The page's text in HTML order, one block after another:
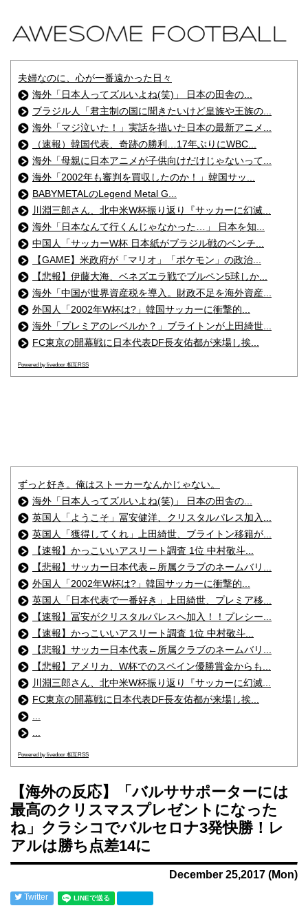
夫婦なのに、心が一番遠かった日々
海外「日本人ってズルいよね(笑)」 日本の田舎の...
ブラジル人「君主制の国に聞きたいけど皇族や王族の...
海外「マジ泣いた！」実話を描いた日本の最新アニメ...
（速報）韓国代表、奇跡の勝利…17年ぶりにWBC...
海外「母親に日本アニメが子供向けだけじゃないって...
海外「2002年も審判を買収したのか！」韓国サッ...
BABYMETALのLegend Metal G...
川淵三郎さん、北中米W杯振り返り『サッカーに幻滅...
海外「日本なんて行くんじゃなかった…」 日本を知...
中国人「サッカーW杯 日本紙がブラジル戦のベンチ...
【GAME】米政府が「マリオ」「ポケモン」の政治...
【悲報】伊藤大海、ベネズエラ戦でブルペン5球しか...
海外「中国が世界資産税を導入。財政不足を海外資産...
外国人「2002年W杯は?」韓国サッカーに衝撃的...
海外「プレミアのレベルか？」ブライトンが上田綺世...
FC東京の開幕戦に日本代表DF長友佑都が来場し挨...
Powered by livedoor 相互RSS
ずっと好き。俺はストーカーなんかじゃない。
海外「日本人ってズルいよね(笑)」 日本の田舎の...
英国人「ようこそ」冨安健洋、クリスタルパレス加入...
英国人「獲得してくれ」上田綺世、ブライトン移籍が...
【速報】かっこいいアスリート調査 1位 中村敬斗...
【悲報】サッカー日本代表←所属クラブのネームバリ...
外国人「2002年W杯は?」韓国サッカーに衝撃的...
英国人「日本代表で一番好き」上田綺世、プレミア移...
【速報】冨安がクリスタルパレスへ加入！！プレシー...
【速報】かっこいいアスリート調査 1位 中村敬斗...
【悲報】サッカー日本代表←所属クラブのネームバリ...
【悲報】アメリカ、W杯でのスペイン優勝賞金からも...
川淵三郎さん、北中米W杯振り返り『サッカーに幻滅...
FC東京の開幕戦に日本代表DF長友佑都が来場し挨...
Powered by livedoor 相互RSS
【海外の反応】「バルササポーターには
最高のクリスマスプレゼントになった
ね」クラシコでバルセロナ3発快勝！レ
アルは勝ち点差14に
December 25,2017 (Mon)
Twitter